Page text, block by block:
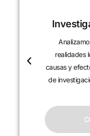
realidades
causas y
de